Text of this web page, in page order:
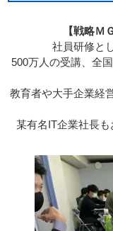
【戦略Ｍ
社員研修と
500万人の受講、全
教育者や大手企業経
某有名IT企業社長